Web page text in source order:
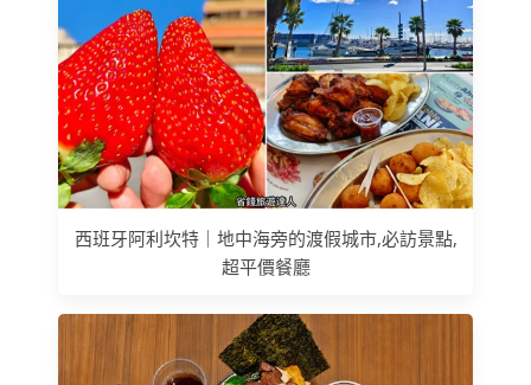
西班牙阿利坎特｜地中海旁的渡假城市,必訪景點,
超平價餐廳